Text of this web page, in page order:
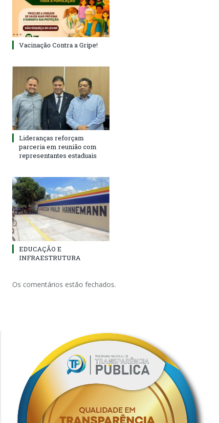
Vacinação Contra a Gripe!
Lideranças reforçam
parceria em reunião com
representantes estaduais
EDUCAÇÃO E
INFRAESTRUTURA
Os comentários estão fechados.